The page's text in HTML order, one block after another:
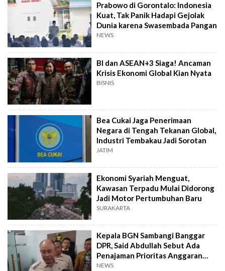
Prabowo di Gorontalo: Indonesia
Kuat, Tak Panik Hadapi Gejolak
Dunia karena Swasembada Pangan
NEWS
BI dan ASEAN+3 Siaga! Ancaman
Krisis Ekonomi Global Kian Nyata
BISNIS
Bea Cukai Jaga Penerimaan
Negara di Tengah Tekanan Global,
Industri Tembakau Jadi Sorotan
JATIM
Ekonomi Syariah Menguat,
Kawasan Terpadu Mulai Didorong
Jadi Motor Pertumbuhan Baru
SURAKARTA
Kepala BGN Sambangi Banggar
DPR, Said Abdullah Sebut Ada
Penajaman Prioritas Anggaran
Rp20 Triliun
NEWS